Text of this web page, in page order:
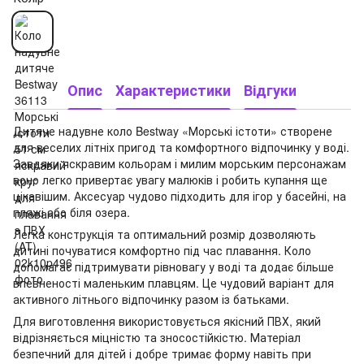
Опис Характеристики Відгуки
Дитяче надувне коло Bestway «Морські істоти» створене
для веселих літніх пригод та комфортного відпочинку у воді.
Завдяки яскравим кольорам і милим морським персонажам
воно легко привертає увагу малюків і робить купання ще
цікавішим. Аксесуар чудово підходить для ігор у басейні, на
пляжі або біля озера.
Легка конструкція та оптимальний розмір дозволяють
дитині почуватися комфортно під час плавання. Коло
допомагає підтримувати рівновагу у воді та додає більше
впевненості маленьким плавцям. Це чудовий варіант для
активного літнього відпочинку разом із батьками.
Для виготовлення використовується якісний ПВХ, який
відрізняється міцністю та зносостійкістю. Матеріал
безпечний для дітей і добре тримає форму навіть при